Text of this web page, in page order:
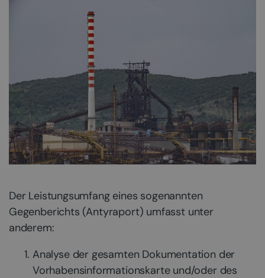
Der Leistungsumfang eines sogenannten
Gegenberichts (Antyraport) umfasst unter
anderem:
Analyse der gesamten Dokumentation der
Vorhabensinformationskarte und/oder des